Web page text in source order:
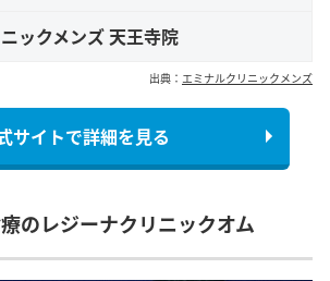
ックメンズ 天王寺院
出典： エミナルクリニックメンズ
サイトで詳細を見る
のレジーナクリニックオム